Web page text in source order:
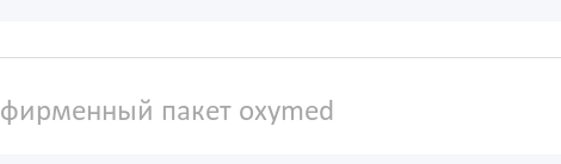
фирменный пакет oxymed